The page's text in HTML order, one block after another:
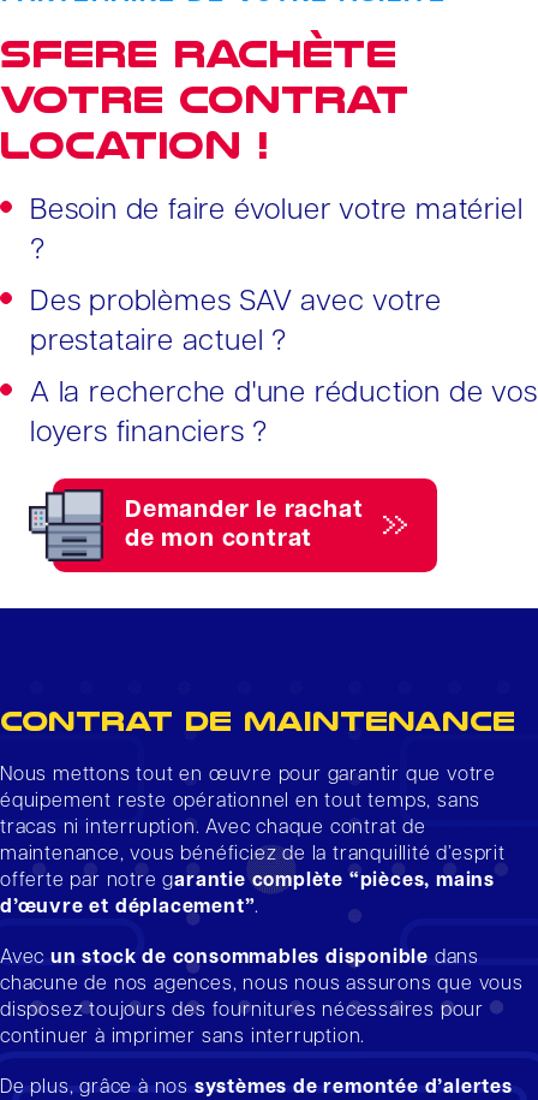
SFERE rachète
votre contrat
location !
Besoin de faire évoluer votre matériel
?
Des problèmes SAV avec votre
prestataire actuel ?
A la recherche d'une réduction de vos
loyers financiers ?
Demander le rachat
de mon contrat
Contrat de maintenance
Nous mettons tout en œuvre pour garantir que votre
équipement reste opérationnel en tout temps, sans
tracas ni interruption. Avec chaque contrat de
maintenance, vous bénéficiez de la tranquillité d’esprit
offerte par notre garantie complète “pièces, mains
d’œuvre et déplacement”.
Avec un stock de consommables disponible dans
chacune de nos agences, nous nous assurons que vous
disposez toujours des fournitures nécessaires pour
continuer à imprimer sans interruption.
De plus, grâce à nos systèmes de remontée d’alertes